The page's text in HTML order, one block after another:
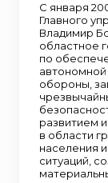
С января
Главного
Владимир
областное
по
автономной
обороны,
развитием
в области
населения
ситуаций,